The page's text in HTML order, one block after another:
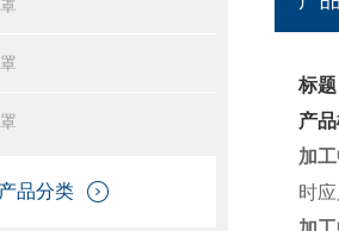
品分类
标
产
加
时